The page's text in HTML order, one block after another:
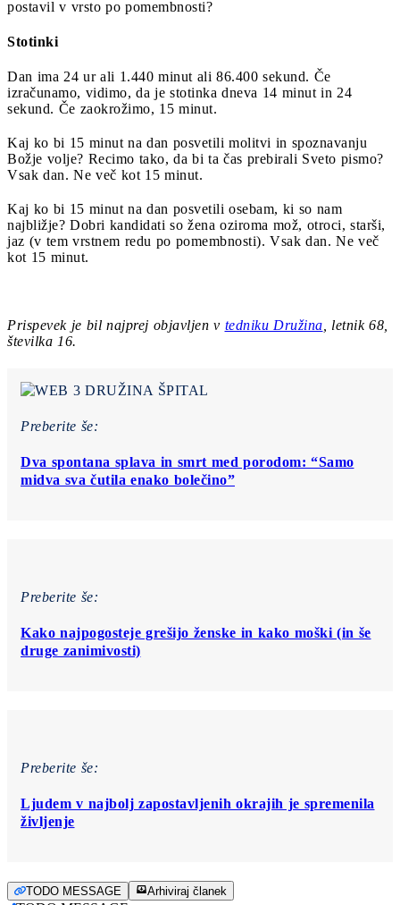
postavil v vrsto po pomembnosti?
Stotinki
Dan ima 24 ur ali 1.440 minut ali 86.400 sekund. Če
izračunamo, vidimo, da je stotinka dneva 14 minut in 24
sekund. Če zaokrožimo, 15 minut.
Kaj ko bi 15 minut na dan posvetili molitvi in spoznavanju
Božje volje? Recimo tako, da bi ta čas prebirali Sveto pismo?
Vsak dan. Ne več kot 15 minut.
Kaj ko bi 15 minut na dan posvetili osebam, ki so nam
najbližje? Dobri kandida­ti so žena oziroma mož, otroci, starši,
jaz (v tem vrstnem redu po pomembnosti). Vsak dan. Ne več
kot 15 minut.
Prispevek je bil najprej objavljen v tedniku Družina, letnik 68,
številka 16.
Preberite še:
Dva spontana splava in smrt med porodom: “Samo
midva sva čutila enako bolečino”
Preberite še:
Kako najpogosteje grešijo ženske in kako moški (in še
druge zanimivosti)
Preberite še:
Ljudem v najbolj zapostavljenih okrajih je spremenila
življenje
TODO MESSAGE Arhiviraj članek